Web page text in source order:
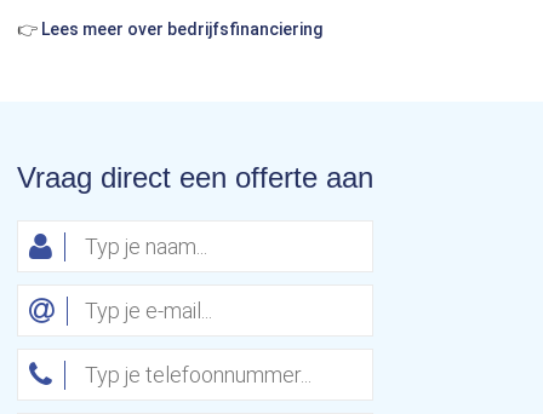
👉 Lees meer over bedrijfsfinanciering
Vraag direct een offerte aan